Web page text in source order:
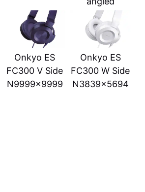
Onkyo ES
FC300 V Side
N9999x9999
Onkyo ES
FC300 W Side
N3839x5694